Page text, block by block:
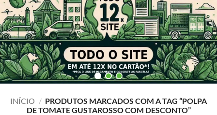
INÍCIO / PRODUTOS MARCADOS COM A TAG “POLPA
DE TOMATE GUSTAROSSO COM DESCONTO”